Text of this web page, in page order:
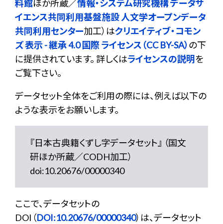
料館ほか所蔵／情報・システム研究機構 データサ
イエンス共同利用基盤施設 人文学オープンデータ
共同利用センター加工）はクリエイティブ・コモン
ズ 表示 - 継承 4.0 国際 ライセンス（CC BY-SA） の下
に提供されています。 詳しくはライセンスの説明を
ご覧下さい。
データセット全体をご利用の際には、例えば以下の
ような表示をお願いします。
『日本古典籍くずし字データセット』 （国文
研ほか所蔵／CODH加工）
doi:10.20676/00000340
ここで、データセットの
DOI（DOI:10.20676/00000340）は、データセット